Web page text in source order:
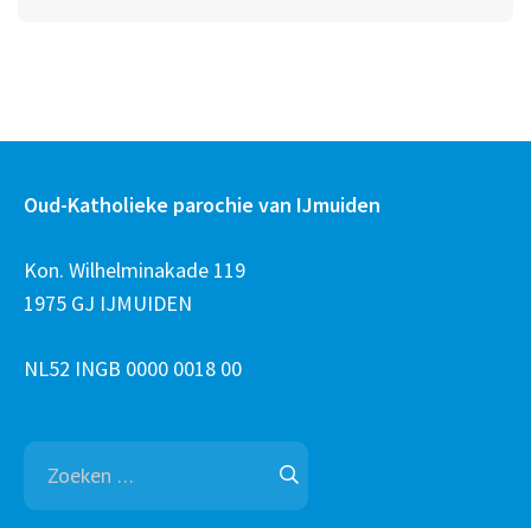
Oud-Katholieke parochie van IJmuiden
Kon. Wilhelminakade 119
1975 GJ IJMUIDEN
NL52 INGB 0000 0018 00
Zoeken
naar: